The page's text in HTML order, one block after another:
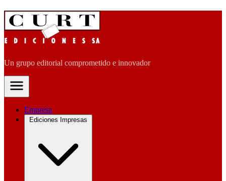
Un grupo editorial comprometido e innovador
Empresa
Ediciones Impresas